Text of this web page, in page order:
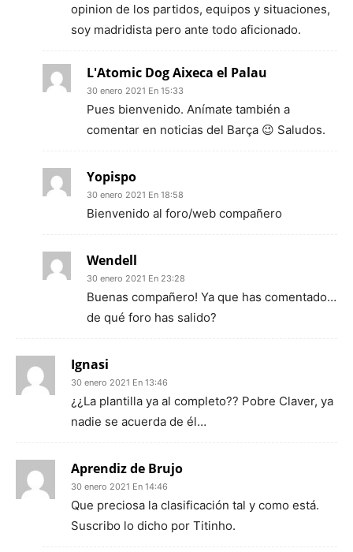
opinion de los partidos, equipos y situaciones,
soy madridista pero ante todo aficionado.
L'Atomic Dog Aixeca el Palau
30 enero 2021 En 15:33
Pues bienvenido. Anímate también a
comentar en noticias del Barça 😉 Saludos.
Yopispo
30 enero 2021 En 18:58
Bienvenido al foro/web compañero
Wendell
30 enero 2021 En 23:28
Buenas compañero! Ya que has comentado…
de qué foro has salido?
Ignasi
30 enero 2021 En 13:46
¿¿La plantilla ya al completo?? Pobre Claver, ya
nadie se acuerda de él…
Aprendiz de Brujo
30 enero 2021 En 14:46
Que preciosa la clasificación tal y como está.
Suscribo lo dicho por Titinho.